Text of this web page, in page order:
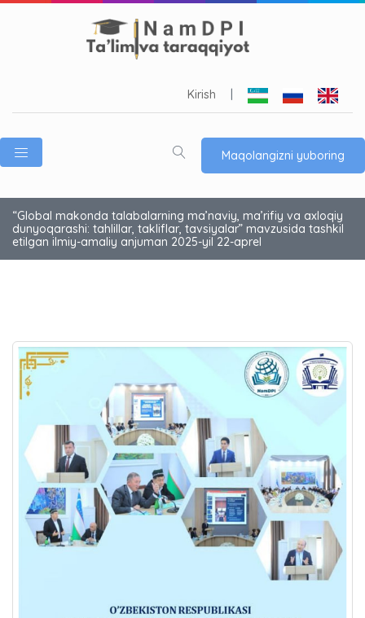
Kirish
Maqolangizni yuboring
“Global makonda talabalarning ma’naviy, ma’rifiy va axloqiy
dunyoqarashi: tahlillar, takliflar, tavsiyalar” mavzusida tashkil
etilgan ilmiy-amaliy anjuman 2025-yil 22-aprel